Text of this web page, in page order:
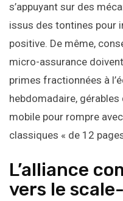
s’appuyant sur des
issus des tontines pour
positive. De même,
micro-assurance
primes fractionnées à
hebdomadaire,
mobile pour rompre
classiques « de 12
L’alliance
vers le